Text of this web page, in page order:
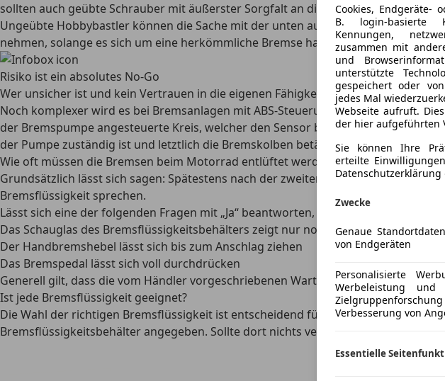
Cookies, Endgeräte-
B. login-basierte
Kennungen,
zusammen mit
und
unterstützte
gespeichert oder
jedes Mal
Webseite aufruft.
der hier aufgeführten
Sie können Ihre
erteilte
Datenschutzerklärung
Zwecke
Genaue
von Endgeräten
Personalisierte
Werbeleistung
Verbesserung von
Essentielle
sollten auch geübte Schrauber mit äußerster Sorgfalt an die Sache herangehen.
Ungeübte Hobbybastler können die Sache mit der unten aufgeführten Anleitung
nehmen, solange es sich um eine herkömmliche Bremse handelt.
Risiko ist ein absolutes No-Go
Wer unsicher ist und kein Vertrauen in die eigenen Fähigkeiten hat, sollte die
Noch komplexer wird es bei Bremsanlagen mit ABS-Steuerung. Anders als die
der Bremspumpe angesteuerte Kreis, welcher den Sensor betätigt. Der Zweite
der Pumpe zuständig ist und letztlich die Bremskolben betätigt.
Wie oft müssen die Bremsen beim Motorrad entlüftet werden?
Grundsätzlich lässt sich sagen: Spätestens nach der zweiten Saison ist Schluss.
Bremsflüssigkeit sprechen.
Lässt sich eine der folgenden Fragen mit „Ja“ beantworten, wird es Zeit, die alte
Das Schauglas des Bremsflüssigkeitsbehälters zeigt nur noch schwarz
Der Handbremshebel lässt sich bis zum Anschlag ziehen
Das Bremspedal lässt sich voll durchdrücken
Generell gilt, dass die vom Händlervorgeschriebenen Wartungsintervalle
Ist jede Bremsflüssigkeit geeignet?
Die Wahl der richtigen Bremsflüssigkeit ist entscheidend für die Bremswirkung
Bremsflüssigkeitsbehälter angegeben. Sollte dort nichts vermerkt sein, hilft ein